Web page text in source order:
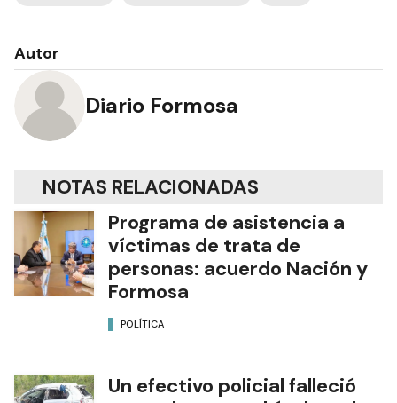
Autor
Diario Formosa
NOTAS RELACIONADAS
Programa de asistencia a
víctimas de trata de
personas: acuerdo Nación y
Formosa
POLÍTICA
Un efectivo policial falleció